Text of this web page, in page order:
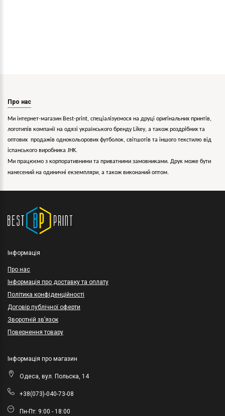
Про нас
Ми інтернет-магазин Best-print, спеціалізуємося на друці оригінальних принтів,
логотипів компанії на одязі українського бренду Likey, а також роздрібних та
оптових продажів однокольорових футболок, світшотів та іншого текстилю від
іспанського виробника JHK.
Ми працюємо з корпоративними та приватними замовниками. Друк може бути
нанесений на одиничні екземпляри, а також виконаний оптом.
Інформація
Про нас
Інформація про доставку та оплату
Політика конфіденційності
Договір публічної оферти
Зворотній зв’язок
Повернення товару
Інформація про магазин
Одеса, вул. Польска, 14
+38(073)-040-73-08
Пн-Пт: 9:00 - 18:00